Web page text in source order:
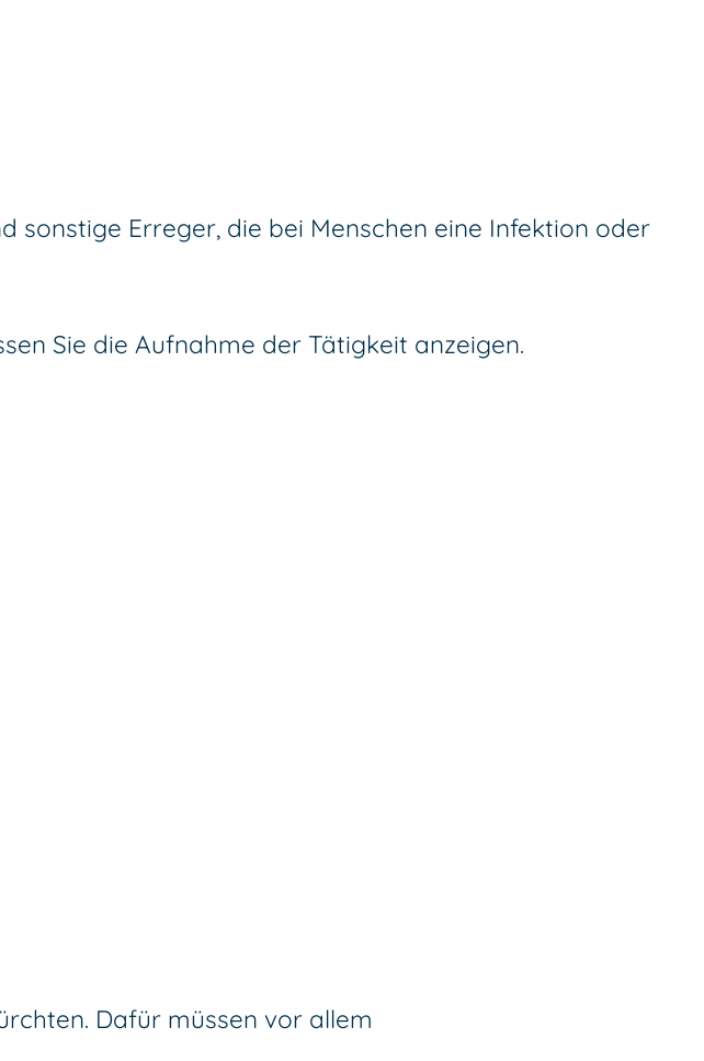
sonstige Erreger, die bei Menschen eine Infektion oder
Sie die Aufnahme der Tätigkeit anzeigen.
Dafür müssen vor allem